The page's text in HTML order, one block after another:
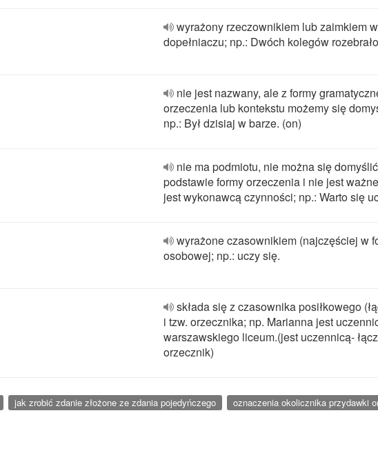
wyrażony rzeczownikiem lub zaimkiem w
dopełniaczu; np.: Dwóch kolegów
nie jest nazwany, ale z formy
orzeczenia lub kontekstu możemy się
np.: Był dzisiaj w barze. (on)
nie ma podmiotu, nie można się
podstawie formy orzeczenia i nie jest
jest wykonawcą czynności; np.: Warto się
wyrażone czasownikiem (najczęściej w
osobowej; np.: uczy się.
składa się z czasownika posiłkowego
i tzw. orzecznika; np. Marianna jest
warszawskiego liceum.(jest uczennicą-
orzecznik)
jak zrobić zdanie złożone ze zdania pojedyńczego
oznaczenia okolicznika przydawki